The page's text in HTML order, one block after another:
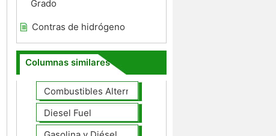
Grado
Contras de hidrógeno
Columnas similares
Combustibles Alternativos
Diesel Fuel